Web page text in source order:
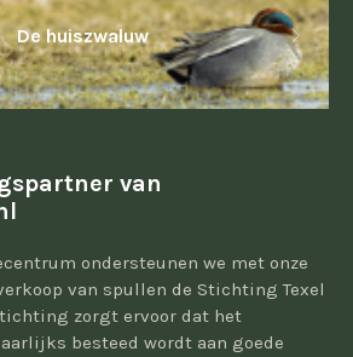
De huiszwaluw
van
ondersteunen we met onze
van spullen de Stichting Texel
zorgt ervoor dat het
besteed wordt aan goede